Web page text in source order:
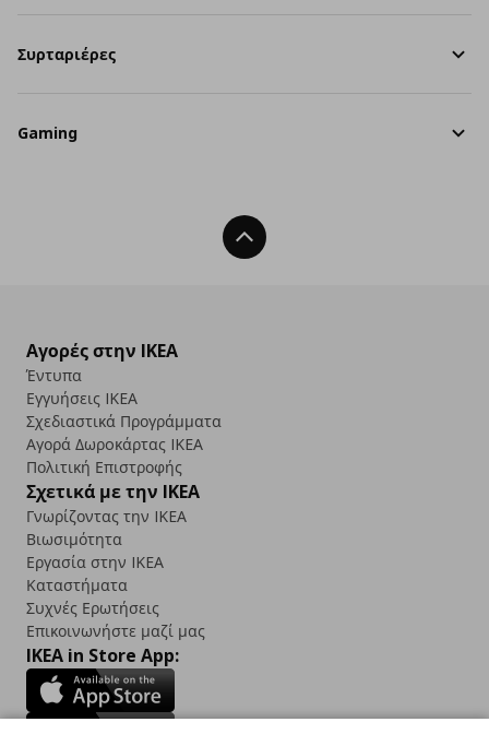
Συρταριέρες
Gaming
Back To Top
Αγορές στην IKEA
Έντυπα
Εγγυήσεις IKEA
Σχεδιαστικά Προγράμματα
Αγορά Δωρoκάρτας IKEA
Πολιτική Επιστροφής
Σχετικά με την IKEA
Γνωρίζοντας την IKEA
Βιωσιμότητα
Εργασία στην IKEA
Καταστήματα
Συχνές Ερωτήσεις
Επικοινωνήστε μαζί μας
IKEA in Store App: